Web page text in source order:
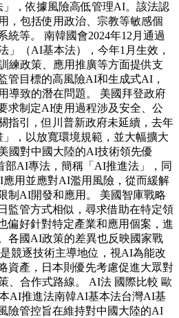
」，依據風險高低管理AI。該法認
，包括使用政治、宗教等敏感個
統等。 南韓國會2024年12月通過
」（AI基本法），今年1月生效，
練政策、應用推廣等方面提供支
管目標的高風險AI和生成式AI，
導致的潛在問題。 美國拜登政府
求制定AI使用過程涉及安全、公
指引，但川普新政府未延續，去年
，以放寬環境規範，並大幅擴大
國對中國大陸的AI技術領先優
部AI專法，簡稱「AI推進法」，同
用並應對AI濫用風險，從而緩解
制AI開發和應用。 美國智庫戰略
監管方式相似，尋求借助在特定領
偏好針對特定產業和應用個案，進
各國AI政策的差異也反映國家戰
競逐技術主導地位，視AI為能改
資產，日本則優先考慮促進大眾對
、合作式路線。 AI法 國際比較 歐
AI推進法南韓AI基本法台灣AI基
險管控旨在維持對中國大陸的AI